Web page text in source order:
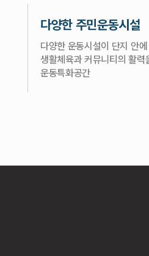
다양한 주민운동시설
다양한 운동시설이 단지 안
생활체육과 커뮤니티의 활력
운동특화공간